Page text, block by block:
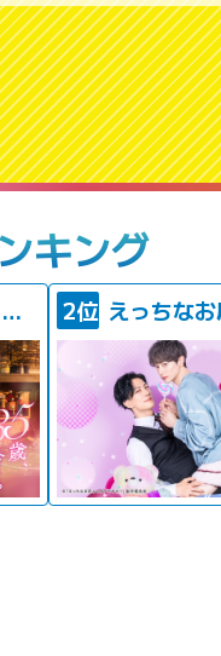
キング
３５歳、今さら恋とかありえない 2位